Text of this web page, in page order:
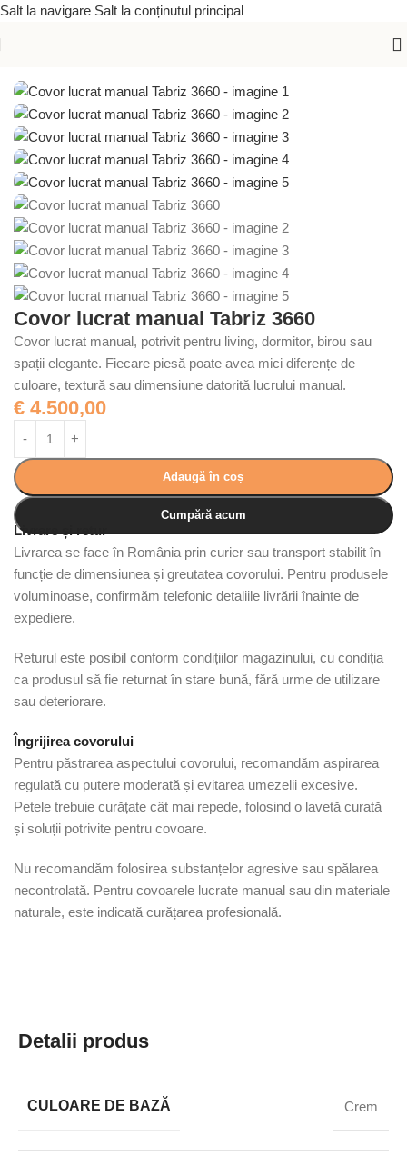
Salt la navigare Salt la conținutul principal
Covor lucrat manual Tabriz 3660
Covor lucrat manual, potrivit pentru living, dormitor, birou sau
spații elegante. Fiecare piesă poate avea mici diferențe de
culoare, textură sau dimensiune datorită lucrului manual.
€ 4.500,00
Adaugă în coș
Cumpără acum
Livrare și retur
Livrarea se face în România prin curier sau transport stabilit în
funcție de dimensiunea și greutatea covorului. Pentru produsele
voluminoase, confirmăm telefonic detaliile livrării înainte de
expediere.
Returul este posibil conform condițiilor magazinului, cu condiția
ca produsul să fie returnat în stare bună, fără urme de utilizare
sau deteriorare.
Îngrijirea covorului
Pentru păstrarea aspectului covorului, recomandăm aspirarea
regulată cu putere moderată și evitarea umezelii excesive.
Petele trebuie curățate cât mai repede, folosind o lavetă curată
și soluții potrivite pentru covoare.
Nu recomandăm folosirea substanțelor agresive sau spălarea
necontrolată. Pentru covoarele lucrate manual sau din materiale
naturale, este indicată curățarea profesională.
Detalii produs
CULOARE DE BAZĂ Crem